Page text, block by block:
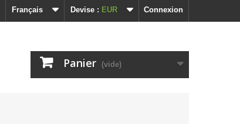
Connexion
Devise : EUR
Français
Panier (vide)